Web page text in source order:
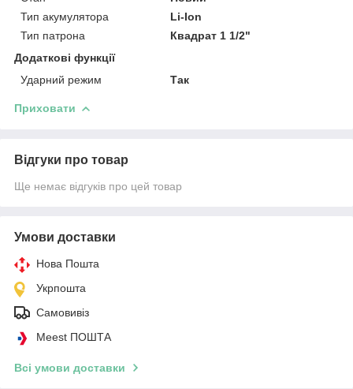
Тип акумулятора
Li-Ion
Тип патрона
Квадрат 1 1/2"
Додаткові функції
Ударний режим
Так
Приховати
Відгуки про товар
Ще немає відгуків про цей товар
Умови доставки
Нова Пошта
Укрпошта
Самовивіз
Meest ПОШТА
Всі умови доставки